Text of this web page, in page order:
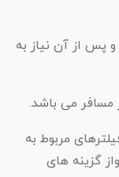
20 دقیقه است و پس از آن نیاز به
مسافر می باشد.
مربوط به
گزینه های